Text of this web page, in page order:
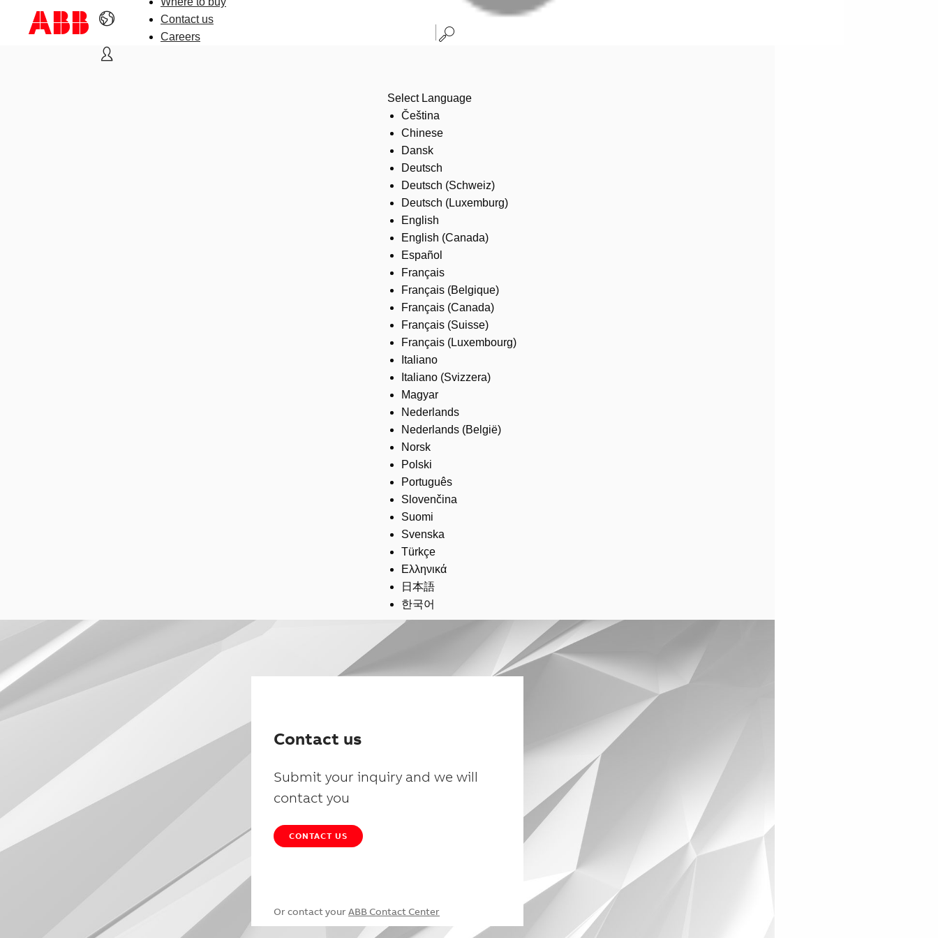
Contact us
Careers
Select Language
Čeština
Chinese
Dansk
Deutsch
Deutsch (Schweiz)
Deutsch (Luxemburg)
English
English (Canada)
Español
Français
Français (Belgique)
Français (Canada)
Français (Suisse)
Français (Luxembourg)
Italiano
Italiano (Svizzera)
Magyar
Nederlands
Nederlands (België)
Norsk
Polski
Português
Slovenčina
Suomi
Svenska
Türkçe
Ελληνικά
日本語
한국어
Contact us
Submit your inquiry and we will
contact you
CONTACT US
Or contact your ABB Contact Center